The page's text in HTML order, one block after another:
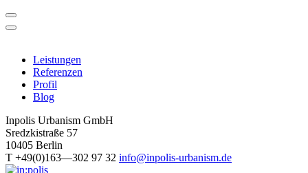
Skip
to
Leistungen
Referenzen
Profil
Blog
Inpolis Urbanism GmbH
Sredzkistraße 57
10405 Berlin
T +49(0)163—302 97 32 info@inpolis-urbanism.de